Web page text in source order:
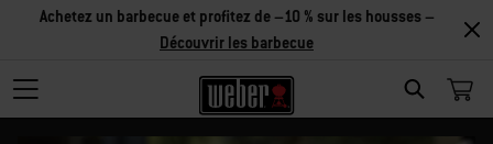
SEARCH
Achetez un barbecue et profitez de –10 % sur les housses –
Découvrir les barbecue